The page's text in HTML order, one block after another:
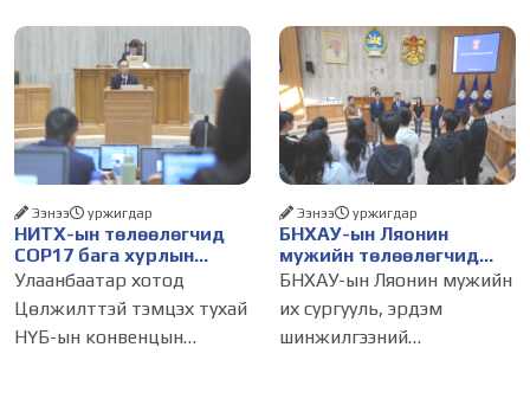
амжилт, тэр ч байтугай
хүний үнэ цэнийг хүртэл
лайк, шэйр, дагагчийн
тоогоор хэмжих хандлага
газар авч
журмын зарим хэсгийг
хүчингүй болгож,
зөвшөөрлийн шинжтэй
103 бүртгэлээс нийслэлийн
бизнес эрхлэгчдийг
НИТХ-ын төлөөлөгчид
COP17 бага хурлын
бэлтгэл ажлын талаар
мэдээлэл сонслоо
Ээнээ уржигдар
Улаанбаатар хотод
Цөлжилттэй тэмцэх тухай
НҮБ-ын конвенцын
БНХАУ-ын Ляонин
мужийн төлөөлөгчид
НИТХ-ын үйл
танилцлаа
Ээнээ уржигдар
БНХАУ-ын Ляонин мужийн
их сургууль, эрдэм
шинжилгээний